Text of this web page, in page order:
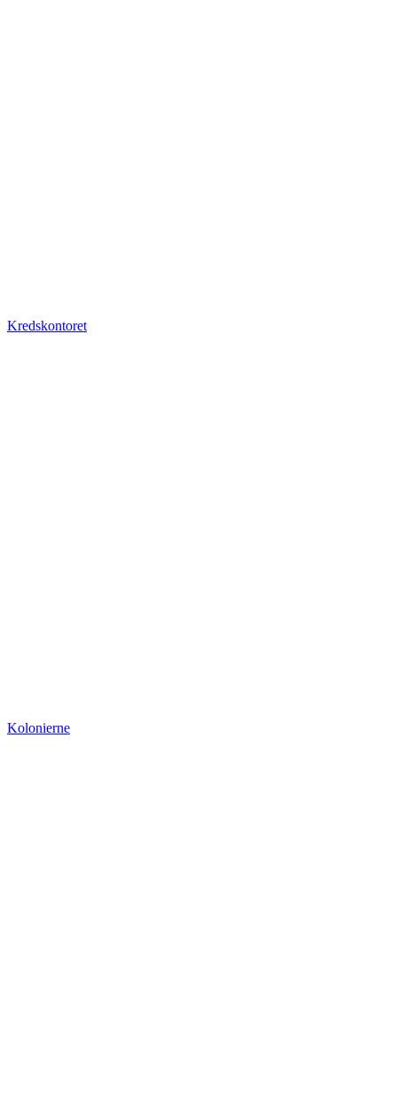
Kredskontoret
Kolonierne